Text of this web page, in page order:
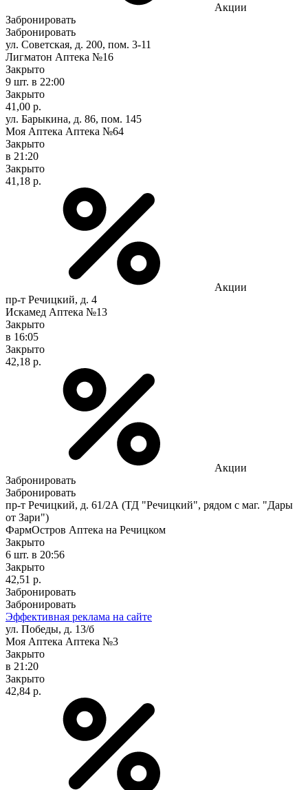
Акции
Забронировать
Забронировать
ул. Советская, д. 200, пом. 3-11
Лигматон Аптека №16
Закрыто
9 шт. в 22:00
Закрыто
41,00 р.
ул. Барыкина, д. 86, пом. 145
Моя Аптека Аптека №64
Закрыто
в 21:20
Закрыто
41,18 р.
Акции
пр-т Речицкий, д. 4
Искамед Аптека №13
Закрыто
в 16:05
Закрыто
42,18 р.
Акции
Забронировать
Забронировать
пр-т Речицкий, д. 61/2А (ТД "Речицкий", рядом с маг. "Дары
от Зари")
ФармОстров Аптека на Речицком
Закрыто
6 шт. в 20:56
Закрыто
42,51 р.
Забронировать
Забронировать
Эффективная реклама на сайте
ул. Победы, д. 13/б
Моя Аптека Аптека №3
Закрыто
в 21:20
Закрыто
42,84 р.